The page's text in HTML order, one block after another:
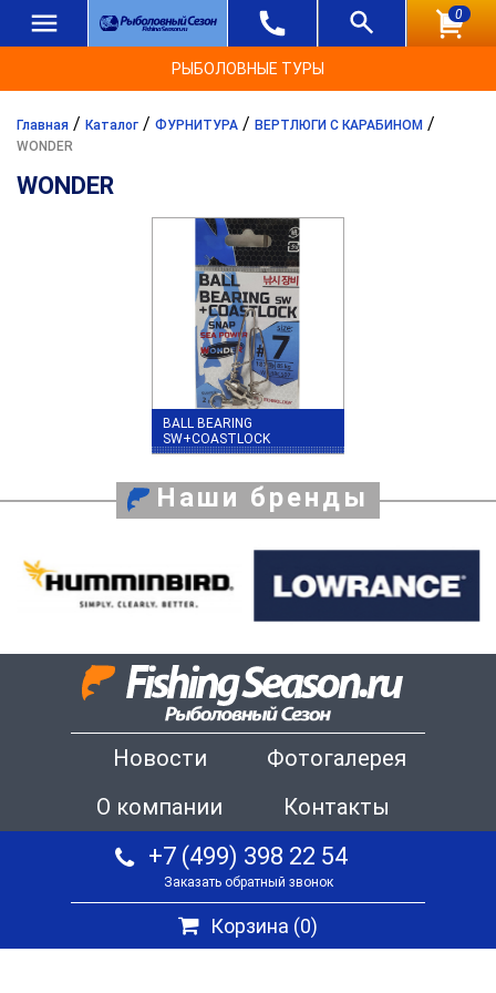
0
РЫБОЛОВНЫЕ ТУРЫ
Главная / Каталог / ФУРНИТУРА / ВЕРТЛЮГИ С КАРАБИНОМ /
WONDER
WONDER
BALL BEARING
SW+COASTLOCK
Наши бренды
Новости
Фотогалерея
О компании
Контакты
+7 (499) 398 22 54
Заказать обратный звонок
Корзина (0)